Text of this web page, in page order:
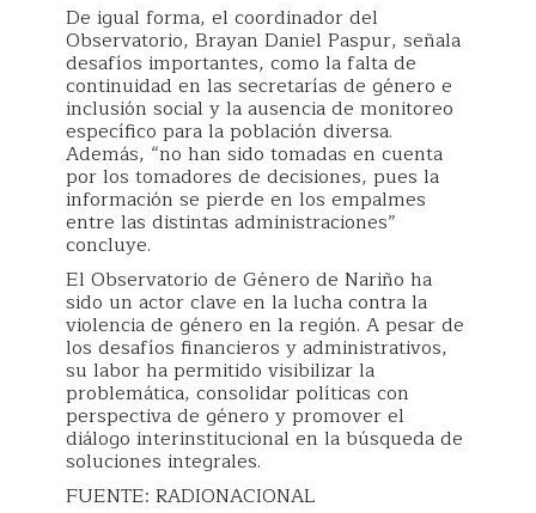
De igual forma, el coordinador del
Observatorio, Brayan Daniel Paspur, señala
desafíos importantes, como la falta de
continuidad en las secretarías de género e
inclusión social y la ausencia de monitoreo
específico para la población diversa.
Además, “no han sido tomadas en cuenta
por los tomadores de decisiones, pues la
información se pierde en los empalmes
entre las distintas administraciones”
concluye.
El Observatorio de Género de Nariño ha
sido un actor clave en la lucha contra la
violencia de género en la región. A pesar de
los desafíos financieros y administrativos,
su labor ha permitido visibilizar la
problemática, consolidar políticas con
perspectiva de género y promover el
diálogo interinstitucional en la búsqueda de
soluciones integrales.
FUENTE: RADIONACIONAL